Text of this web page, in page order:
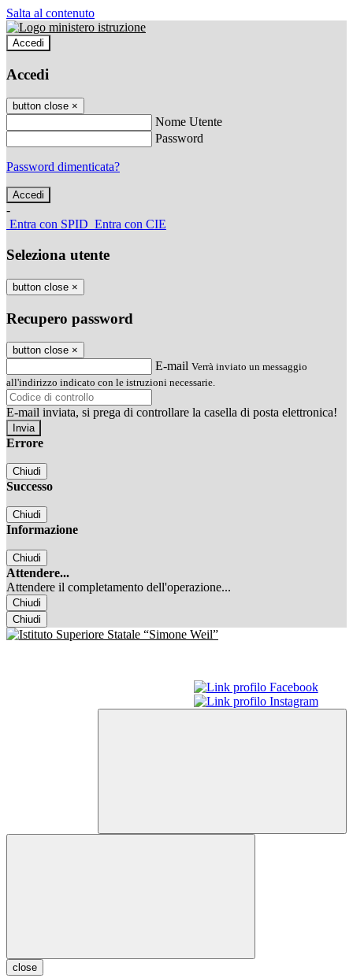
Salta al contenuto
Accedi
Accedi
button close ×
Nome Utente
Password
Password dimenticata?
-
Entra con SPID Entra con CIE
Seleziona utente
button close ×
Recupero password
button close ×
E-mail Verrà inviato un messaggio
all'indirizzo indicato con le istruzioni necessarie.
E-mail inviata, si prega di controllare la casella di posta elettronica!
Errore
Chiudi
Successo
Chiudi
Informazione
Chiudi
Attendere...
Attendere il completamento dell'operazione...
Chiudi
Chiudi
close